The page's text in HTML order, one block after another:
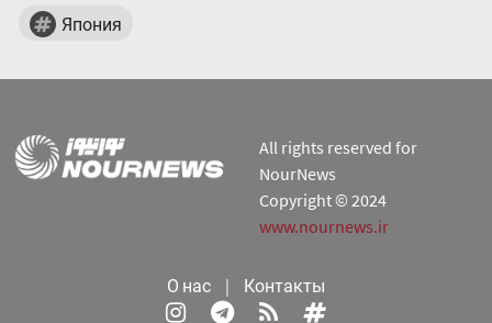
Япония
All rights reserved for
NourNews
Copyright © 2024
www.nournews.ir
О нас | Контакты